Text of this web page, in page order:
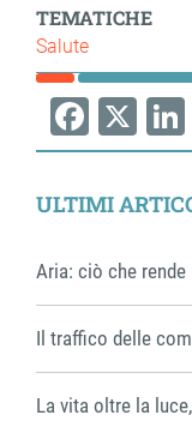
TEMATICHE
Salute
X
ULTIMI
Aria: ciò che
Il traffico delle
La vita oltre la